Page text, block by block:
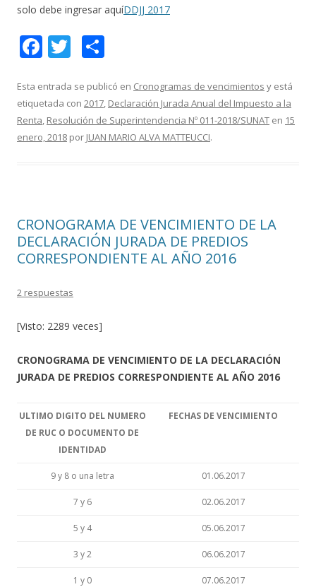
solo debe ingresar aquíDDJJ 2017
F
e
b
o
T
itt
er
m
p
ar
Esta entrada se publicó en Cronogramas de vencimientos y está
etiquetada con 2017, Declaración Jurada Anual del Impuesto a la
Renta, Resolución de Superintendencia Nº 011-2018/SUNAT en 15
enero, 2018 por JUAN MARIO ALVA MATTEUCCI.
CRONOGRAMA DE VENCIMIENTO DE LA
DECLARACIÓN JURADA DE PREDIOS
CORRESPONDIENTE AL AÑO 2016
2 respuestas
[Visto: 2289 veces]
CRONOGRAMA DE VENCIMIENTO DE LA DECLARACIÓN
JURADA DE PREDIOS CORRESPONDIENTE AL AÑO 2016
ULTIMO DIGITO DEL NUMERO
DE RUC O DOCUMENTO DE
IDENTIDAD
FECHAS DE VENCIMIENTO
9 y 8 o una letra 01.06.2017
7 y 6 02.06.2017
5 y 4 05.06.2017
3 y 2 06.06.2017
1 y 0 07.06.2017